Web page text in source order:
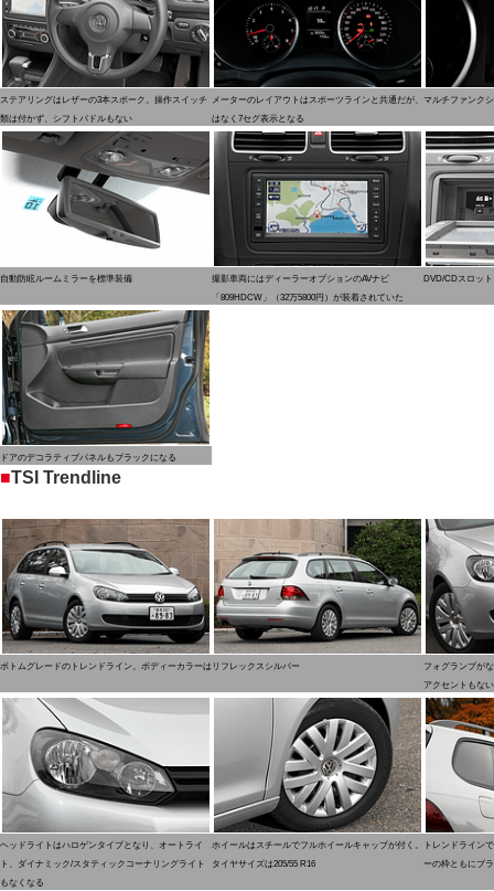
ステアリングはレザーの3本スポーク。操作スイッチ
類は付かず、シフトパドルもない
メーターのレイアウトはスポーツラインと共通だが、マルチファンク
はなく7セグ表示となる
自動防眩ルームミラーを標準装備
撮影車両にはディーラーオプションのAVナビ
「809HDCW」（32万5800円）が装着されていた
DVD/CDスロッ
ドアのデコラティブパネルもブラックになる
■TSI Trendline
ボトムグレードのトレンドライン。ボディーカラーはリフレックスシルバー
フォグランプが
アクセントもない
ヘッドライトはハロゲンタイプとなり、オートライ
ト、ダイナミック/スタティックコーナリングライト
もなくなる
ホイールはスチールでフルホイールキャップが付く。
タイヤサイズは205/55 R16
トレンドライン
ーの枠ともにブ